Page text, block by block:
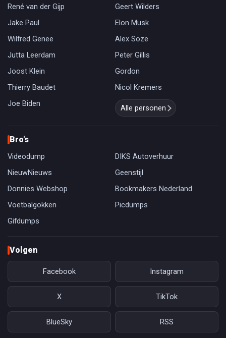
René van der Gijp
Geert Wilders
Jake Paul
Elon Musk
Wilfred Genee
Alex Soze
Jutta Leerdam
Peter Gillis
Joost Klein
Gordon
Thierry Baudet
Nicol Kremers
Joe Biden
Alle personen
Bro's
Videodump
DIKS Autoverhuur
NieuwNieuws
Geenstijl
Donnies Webshop
Bookmakers Nederland
Voetbalgokken
Picdumps
Gifdumps
Volgen
Facebook Instagram
X TikTok
BlueSky RSS